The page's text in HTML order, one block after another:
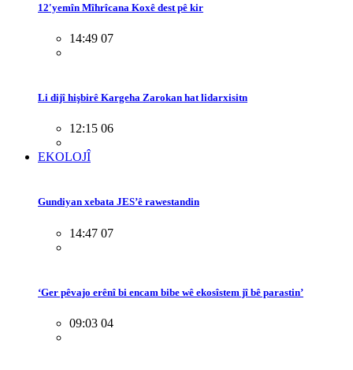
12'yemîn Mîhrîcana Koxê dest pê kir
14:49 07
Li dijî hişbirê Kargeha Zarokan hat lidarxisitn
12:15 06
EKOLOJÎ
Gundiyan xebata JES’ê rawestandin
14:47 07
‘Ger pêvajo erênî bi encam bibe wê ekosîstem jî bê parastin’
09:03 04